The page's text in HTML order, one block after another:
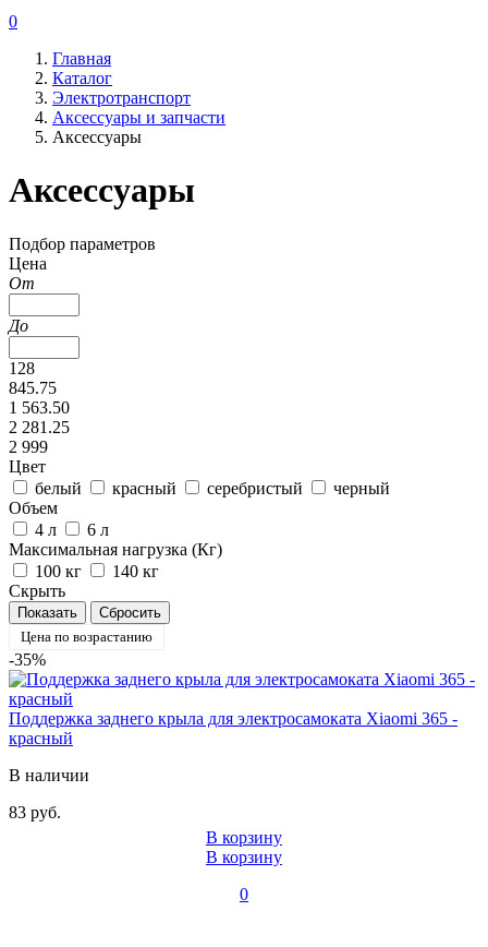
0
Главная
Каталог
Электротранспорт
Аксессуары и запчасти
Аксессуары
Аксессуары
Подбор параметров
Цена
От
До
128
845.75
1 563.50
2 281.25
2 999
Цвет
белый
красный серебристый
черный
Объем
4 л
6 л
Максимальная нагрузка (Кг)
100 кг
140 кг
Скрыть
Цена по возрастанию
-35%
Поддержка заднего крыла для электросамоката Xiaomi 365 -
красный
В наличии
83 руб.
В корзину
В корзину
0